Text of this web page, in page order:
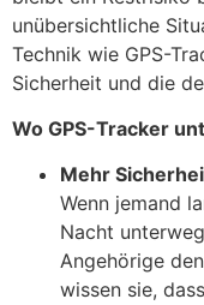
unübersichtliche
Technik wie GPS-
Sicherheit und die
Wo GPS-Tracker
Mehr
Wenn jemand
Nacht
Angehörige
wissen sie,